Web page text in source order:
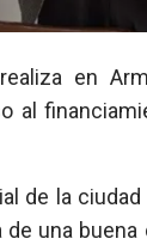
al
de la
una